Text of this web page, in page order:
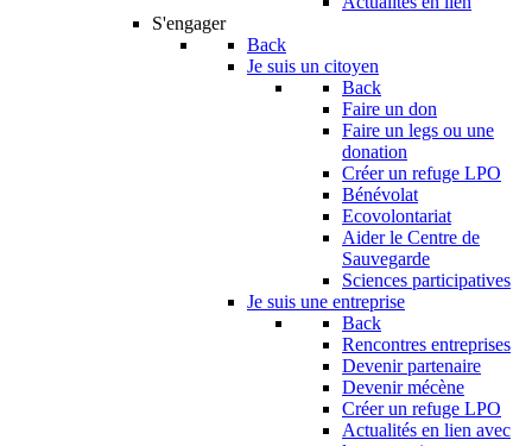
S'engager
Back
Je suis un citoyen
Back
Faire un don
Faire un legs ou une
donation
Créer un refuge LPO
Bénévolat
Ecovolontariat
Aider le Centre de
Sauvegarde
Sciences participatives
Je suis une entreprise
Back
Rencontres entreprises
Devenir partenaire
Devenir mécène
Créer un refuge LPO
Actualités en lien avec